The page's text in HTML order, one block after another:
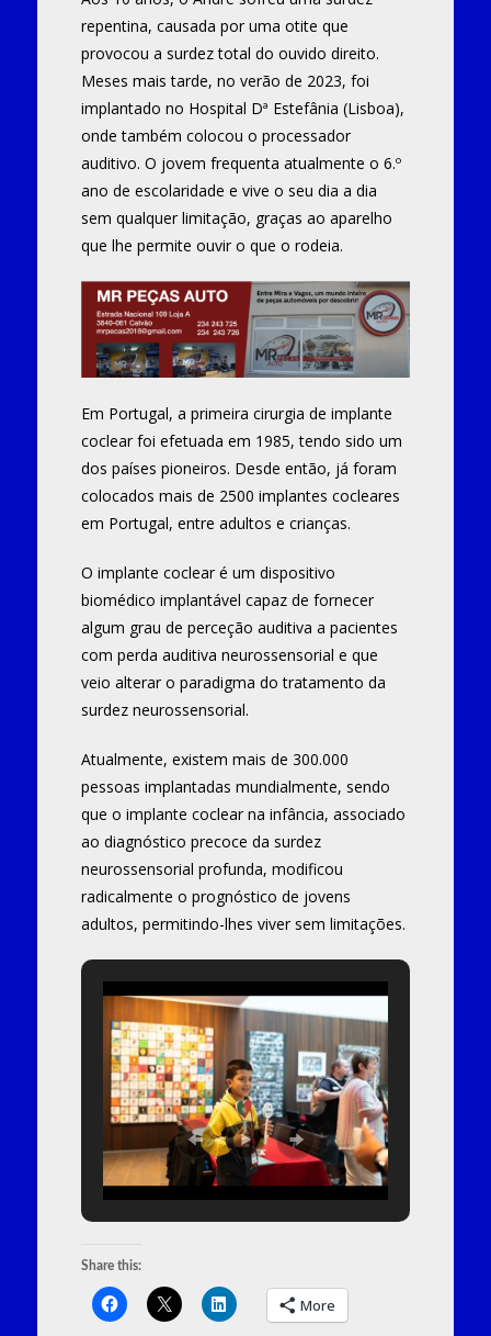
repentina, causada por uma otite que
provocou a surdez total do ouvido direito.
Meses mais tarde, no verão de 2023, foi
implantado no Hospital Dª Estefânia (Lisboa),
onde também colocou o processador
auditivo. O jovem frequenta atualmente o 6.º
ano de escolaridade e vive o seu dia a dia
sem qualquer limitação, graças ao aparelho
que lhe permite ouvir o que o rodeia.
Em Portugal, a primeira cirurgia de implante
coclear foi efetuada em 1985, tendo sido um
dos países pioneiros. Desde então, já foram
colocados mais de 2500 implantes cocleares
em Portugal, entre adultos e crianças.
O implante coclear é um dispositivo
biomédico implantável capaz de fornecer
algum grau de perceção auditiva a pacientes
com perda auditiva neurossensorial e que
veio alterar o paradigma do tratamento da
surdez neurossensorial.
Atualmente, existem mais de 300.000
pessoas implantadas mundialmente, sendo
que o implante coclear na infância, associado
ao diagnóstico precoce da surdez
neurossensorial profunda, modificou
radicalmente o prognóstico de jovens
adultos, permitindo-lhes viver sem limitações.
Share this:
More